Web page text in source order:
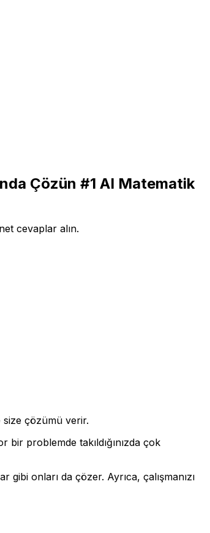
Çözün #1 AI Matematik
cevaplar alın.
size çözümü verir.
bir problemde takıldığınızda çok
onları da çözer. Ayrıca, çalışmanızı